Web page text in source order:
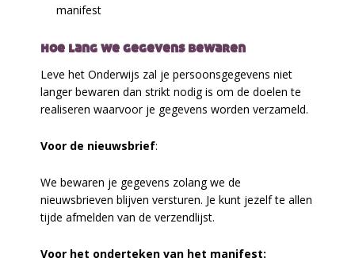
manifest
hoe lang we gegevens bewaren
Leve het Onderwijs zal je persoonsgegevens niet
langer bewaren dan strikt nodig is om de doelen te
realiseren waarvoor je gegevens worden verzameld.
Voor de nieuwsbrief:
We bewaren je gegevens zolang we de
nieuwsbrieven blijven versturen. Je kunt jezelf te allen
tijde afmelden van de verzendlijst.
Voor het onderteken van het manifest: